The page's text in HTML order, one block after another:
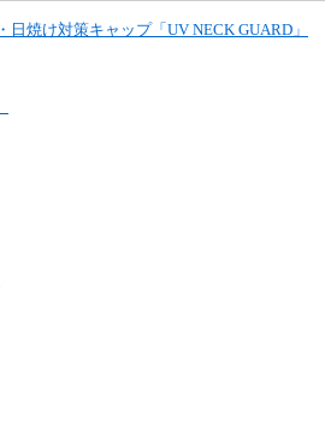
焼け対策キャップ「UV NECK GUARD」